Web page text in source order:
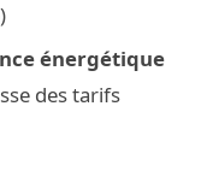
énergétique
des tarifs